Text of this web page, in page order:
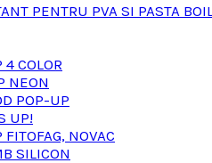
PENTRU PVA SI PASTA
4 COLOR
NEON
POP-UP
UP!
FITOFAG, NOVAC
SILICON